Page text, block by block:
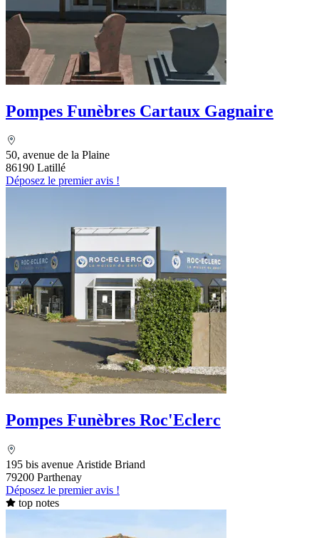
Pompes Funèbres Cartaux Gagnaire
50, avenue de la Plaine
86190 Latillé
Déposez le premier avis !
Pompes Funèbres Roc'Eclerc
195 bis avenue Aristide Briand
79200 Parthenay
Déposez le premier avis !
top notes